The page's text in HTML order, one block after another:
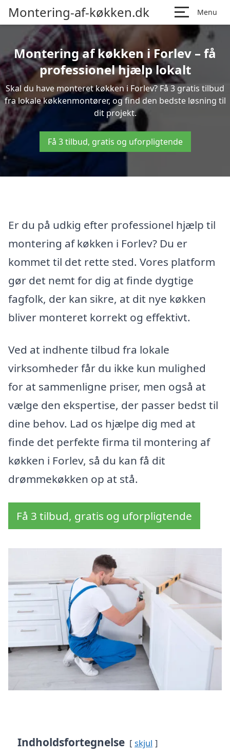
Montering-af-køkken.dk Menu
Montering af køkken i Forlev – få
professionel hjælp lokalt
Skal du have monteret køkken i Forlev? Få 3 gratis tilbud
fra lokale køkkenmontører, og find den bedste løsning til
dit projekt.
Få 3 tilbud, gratis og uforpligtende
Er du på udkig efter professionel hjælp til
montering af køkken i Forlev? Du er
kommet til det rette sted. Vores platform
gør det nemt for dig at finde dygtige
fagfolk, der kan sikre, at dit nye køkken
bliver monteret korrekt og effektivt.
Ved at indhente tilbud fra lokale
virksomheder får du ikke kun mulighed
for at sammenligne priser, men også at
vælge den ekspertise, der passer bedst til
dine behov. Lad os hjælpe dig med at
finde det perfekte firma til montering af
køkken i Forlev, så du kan få dit
drømmekøkken op at stå.
Få 3 tilbud, gratis og uforpligtende
Indholdsfortegnelse skjul